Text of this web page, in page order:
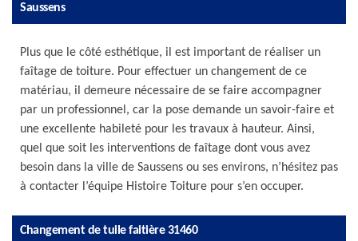
Saussens
Plus que le côté esthétique, il est important de réaliser un
faîtage de toiture. Pour effectuer un changement de ce
matériau, il demeure nécessaire de se faire accompagner
par un professionnel, car la pose demande un savoir-faire et
une excellente habileté pour les travaux à hauteur. Ainsi,
quel que soit les interventions de faîtage dont vous avez
besoin dans la ville de Saussens ou ses environs, n’hésitez pas
à contacter l’équipe Histoire Toiture pour s’en occuper.
Changement de tuile faitière 31460